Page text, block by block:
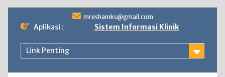
to
content
mreshamks@gmail.com
Aplikasi : Sistem Informasi Klinik
Link Penting